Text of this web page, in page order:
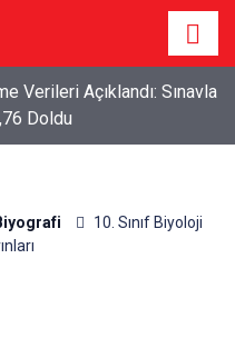
Verileri Açıklandı: Sınavla
Doldu
10. Sınıf Biyoloji